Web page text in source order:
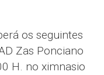
os seguintes
Zas Ponciano
H. no ximnasio